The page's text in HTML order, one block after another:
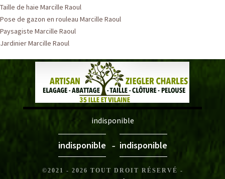
Taille de haie Marcille Raoul
Pose de gazon en rouleau Marcille Raoul
Paysagiste Marcille Raoul
Jardinier Marcille Raoul
indisponible
indisponible - indisponible
©2021 - 2026 TOUT DROIT RÉSERVÉ -